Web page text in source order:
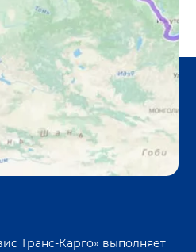
Транс-Карго» выполняет